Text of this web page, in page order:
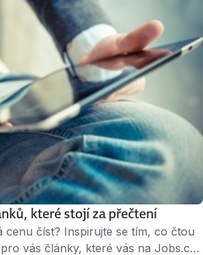
pracovní úkoly opakovat, firmu už
které stojí za přečtení
cenu číst? Inspirujte se tím, co čtou
vás články, které vás na Jobs.cz